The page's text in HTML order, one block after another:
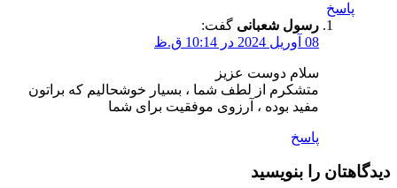
پاسخ
رسول شعبانی گفت:
08 آوریل 2024 در 10:14 ق.ظ
سلام دوست عزیز
متشکرم از لطف شما ، بسیار خوشحالیم که براتون
مفید بوده ، آرزوی موفقیت برای شما
پاسخ
دیدگاهتان را بنویسید